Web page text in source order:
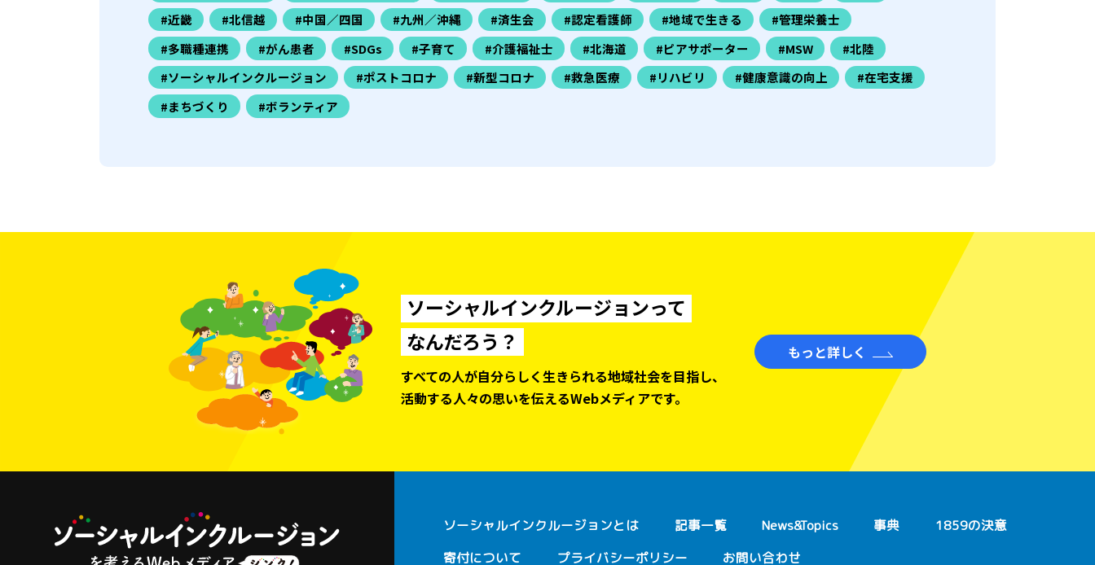
#近畿
#北信越 #中国／四国 #九州／沖縄 #済生会 #認定看護師 #地域で生きる
#管理栄養士
#多職種連携
#がん患者 #SDGs #子育て #介護福祉士 #北海道 #ピアサポーター #MSW
#北陸
#ソーシャルインクルージョン
#ポストコロナ #新型コロナ #救急医療 #リハビリ #健康意識の向上
#在宅支援
#まちづくり
#ボランティア
ソーシャルインクルージョンって
なんだろう？
すべての人が自分らしく生きられる地域社会を目指し、
活動する人々の思いを伝えるWebメディアです。
もっと詳しく
ソーシャルインクルージョンとは 記事一覧 News&Topics 事典
1859の決意
寄付について
プライバシーポリシー お問い合わせ